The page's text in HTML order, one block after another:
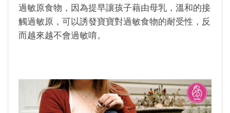
過敏原食物，因為提早讓孩子藉由母乳，溫和的接
觸過敏原，可以誘發寶寶對過敏食物的耐受性，反
而越來越不會過敏唷。